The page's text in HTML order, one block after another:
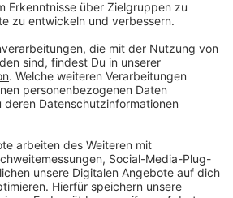
Ganze? Was muss ich
bei der telemedizinischen
anrufen. Da kriegst Du
auch eine TAN, also eine spezielle
damit kannst Du Dich dann in die
schalten. Voraussetzung dafür ist
internetfähiges Gerät mit